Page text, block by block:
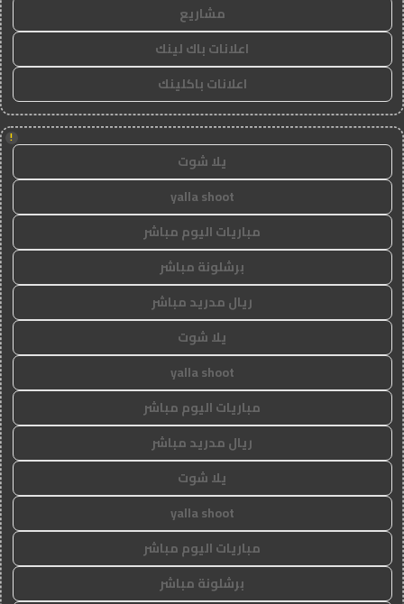
مشاريع
اعلانات باك لينك
اعلانات باكلينك
!
يلا شوت
yalla shoot
مباريات اليوم مباشر
برشلونة مباشر
ريال مدريد مباشر
يلا شوت
yalla shoot
مباريات اليوم مباشر
ريال مدريد مباشر
يلا شوت
yalla shoot
مباريات اليوم مباشر
برشلونة مباشر